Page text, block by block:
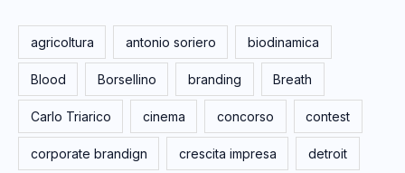
agricoltura antonio soriero biodinamica
Blood Borsellino branding Breath
Carlo Triarico cinema concorso contest
corporate brandign crescita impresa detroit